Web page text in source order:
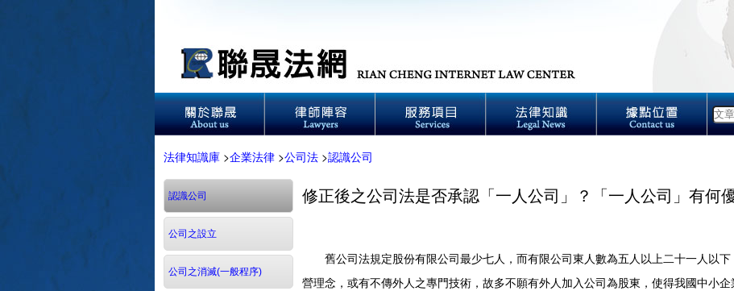
法律知識庫 >企業法律 >公司法 >認識公司
認識公司
公司之設立
公司之消滅(一般程序)
修正後之公司法是否承認「一人公司」？「一人公司」有何
舊公司法規定股份有限公司最少七人，而有限公司東人數為五人以上二十一人以下
營理念，或有不傳外人之專門技術，故多不願有外人加入公司為股東，使得我國中小